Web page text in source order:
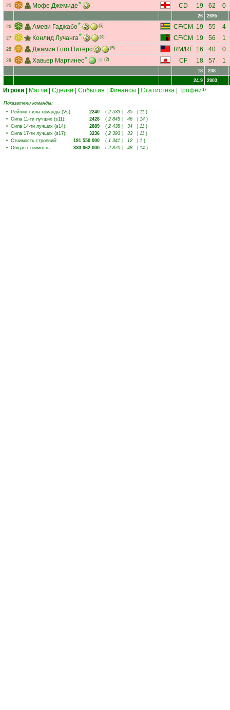
25 Мофе Джемиде CD 19 62 0
26 2695
26 Амеви Гаджабо (3) CF/CM 19 55 4
27 Конлид Лучанга (4) CF/CM 19 56 1
28 Джамин Гого Питерс (5) RM/RF 16 40 0
29 Хавьер Мартинес (2) CF 18 57 1
18
208
24.9
2903
Игроки Матчи Сделки События Финансы Статистика Трофеи 17
Показатели команды:
• Рейтинг силы команды (Vs): 2240 ( 2 533 35 11 )
• Сила 11-ти лучших (s11): 2428 ( 2 845 46 14 )
• Сила 14-ти лучших (s14): 2889 ( 2 438 34 11 )
• Сила 17-ти лучших (s17): 3236 ( 2 393 33 11 )
• Стоимость строений: 191 550 000 ( 1 341 12 1 )
• Общая стоимость: 830 062 000 ( 2 870 48 14 )